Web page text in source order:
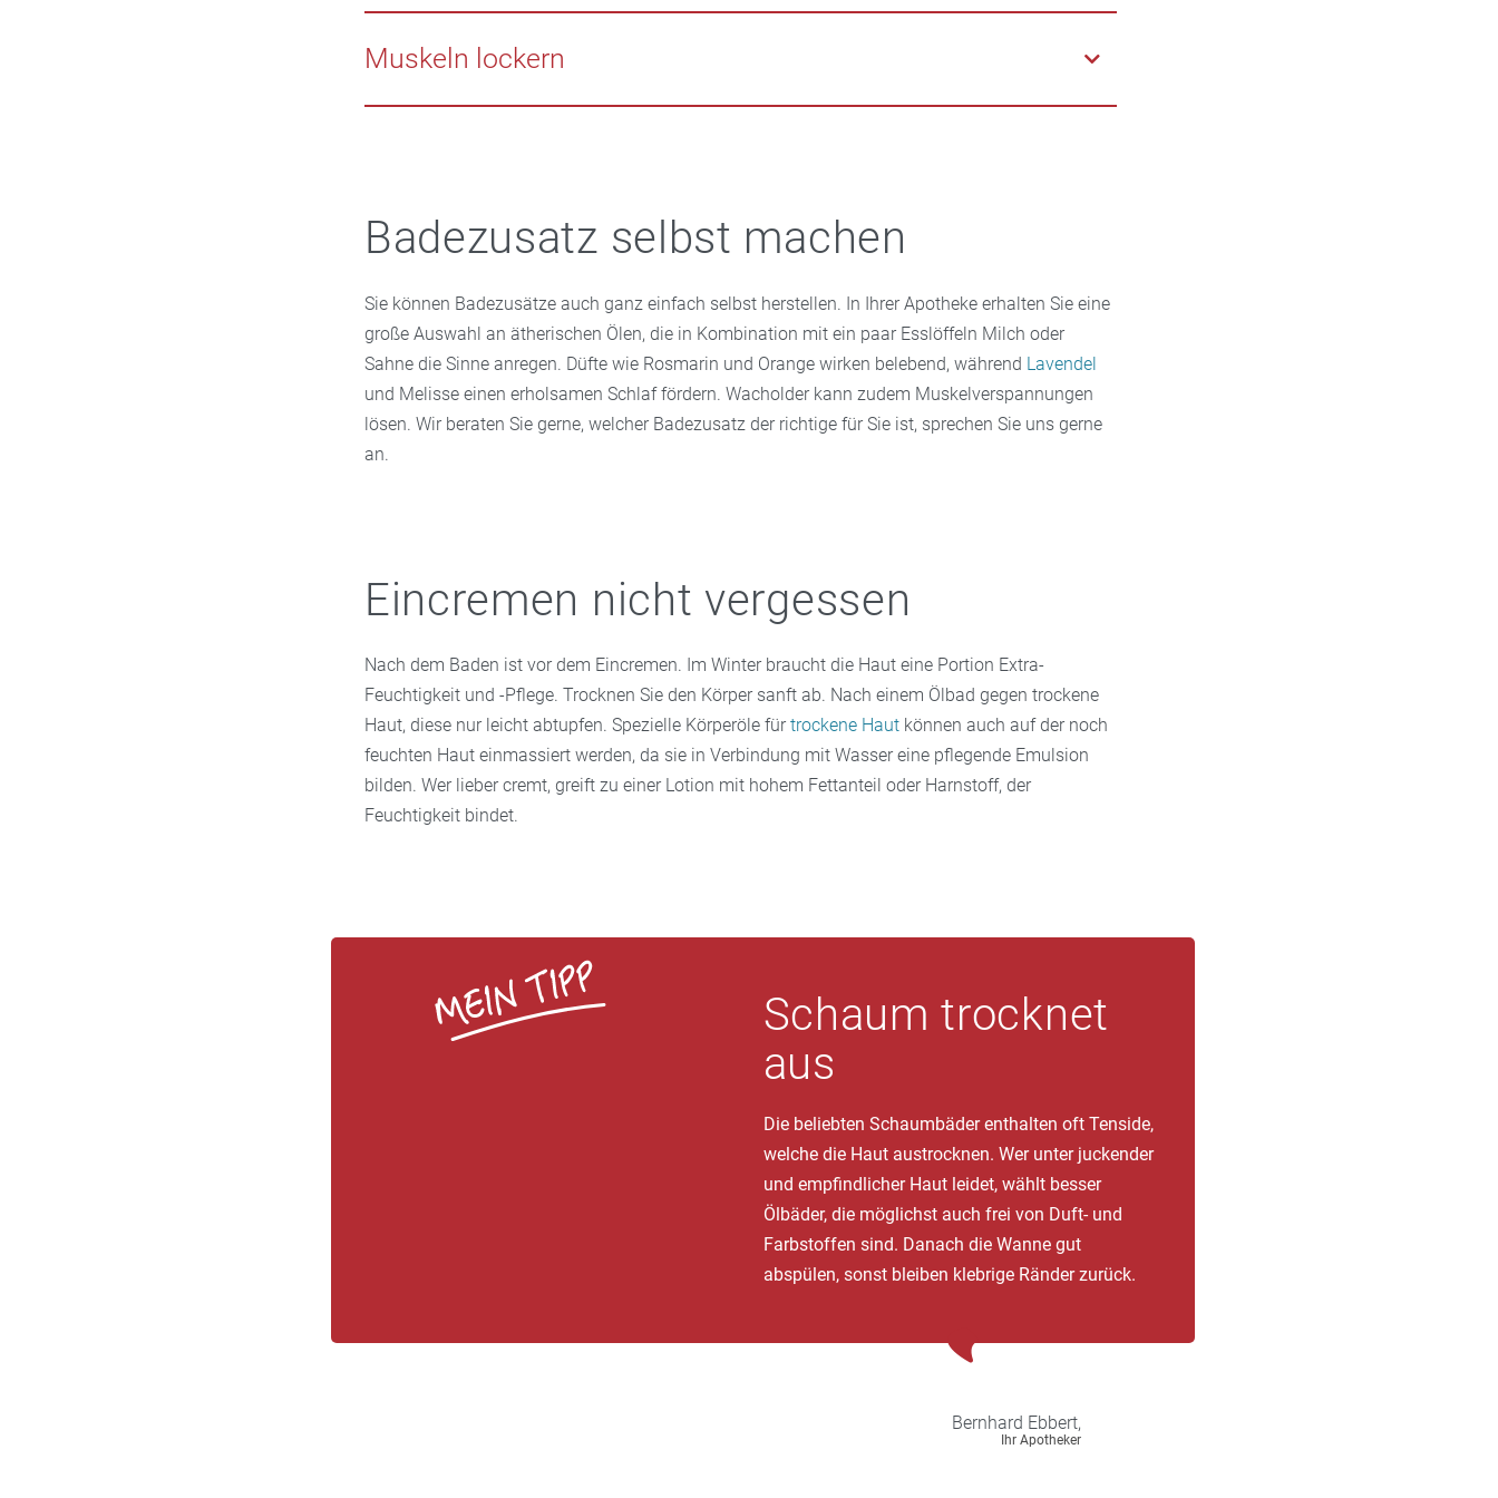
Vor dem Schlafengehen ist ein Vollbad mitLavendel– oder Melissenextrakt ideal, um Geist
und Körper zu beruhigen und sich auf einen
Muskeln lockern
Nach dem Sport ab in die Wanne! Denn auch beiMuskelverspannungenkann ein Vollbad
Badezusatz selbst machen
Sie können Badezusätze auch ganz einfach selbst herstellen. In Ihrer Apotheke erhalten Sie eine
große Auswahl an ätherischen Ölen, die in Kombination mit ein paar Esslöffeln Milch oder
Sahne die Sinne anregen. Düfte wie Rosmarin und Orange wirken belebend, während Lavendel
und Melisse einen erholsamen Schlaf fördern. Wacholder kann zudem Muskelverspannungen
lösen. Wir beraten Sie gerne, welcher Badezusatz der richtige für Sie ist, sprechen Sie uns gerne
an.
Eincremen nicht vergessen
Nach dem Baden ist vor dem Eincremen. Im Winter braucht die Haut eine Portion Extra-
Feuchtigkeit und -Pflege. Trocknen Sie den Körper sanft ab. Nach einem Ölbad gegen trockene
Haut, diese nur leicht abtupfen. Spezielle Körperöle für trockene Haut können auch auf der noch
feuchten Haut einmassiert werden, da sie in Verbindung mit Wasser eine pflegende Emulsion
bilden. Wer lieber cremt, greift zu einer Lotion mit hohem Fettanteil oder Harnstoff, der
Feuchtigkeit bindet.
Schaum trocknet
aus
Die beliebten Schaumbäder enthalten oft Tenside,
welche die Haut austrocknen. Wer unter juckender
und empfindlicher Haut leidet, wählt besser
Ölbäder, die möglichst auch frei von Duft- und
Farbstoffen sind. Danach die Wanne gut
abspülen, sonst bleiben klebrige Ränder zurück.
Bernhard Ebbert,
Ihr Apotheker